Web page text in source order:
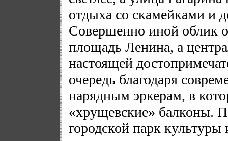
отдыха со скамейками и
Совершенно иной облик
площадь Ленина, а
настоящей
очередь благодаря
нарядным эркерам, в
«хрущевские» балконы.
городской парк